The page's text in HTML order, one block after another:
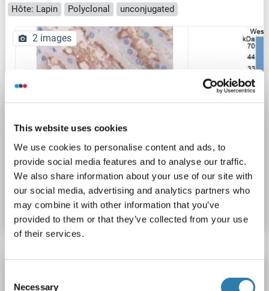
This website uses cookies
We use cookies to personalise content and ads, to
provide social media features and to analyse our traffic.
We also share information about your use of our site with
our social media, advertising and analytics partners who
may combine it with other information that you’ve
provided to them or that they’ve collected from your use
of their services.
Necessary
Hôte: Lapin
Polyclonal unconjugated
2 images
N° du produit ABIN1870233
Fiche technique Détails